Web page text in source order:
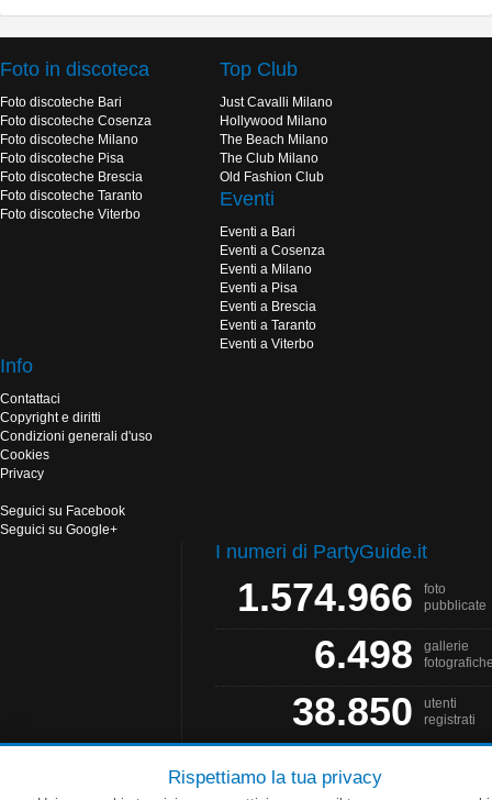
Foto in discoteca
Foto discoteche Bari
Foto discoteche Cosenza
Foto discoteche Milano
Foto discoteche Pisa
Foto discoteche Brescia
Foto discoteche Taranto
Foto discoteche Viterbo
Top Club
Just Cavalli Milano
Hollywood Milano
The Beach Milano
The Club Milano
Old Fashion Club
Eventi
Eventi a Bari
Eventi a Cosenza
Eventi a Milano
Eventi a Pisa
Eventi a Brescia
Eventi a Taranto
Eventi a Viterbo
Info
Contattaci
Copyright e diritti
Condizioni generali d'uso
Cookies
Privacy
Seguici su Facebook
Seguici su Google+
I numeri di PartyGuide.it
1.574.966
foto
pubblicate
6.498
gallerie
38.850
utenti
registrati
Web Solution Salonna Web Designer
Rispettiamo la tua privacy